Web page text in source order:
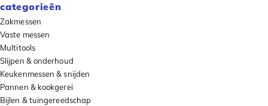
categorieën
Zakmessen
Vaste messen
Multitools
Slijpen & onderhoud
Keukenmessen & snijden
Pannen & kookgerei
Bijlen & tuingereedschap